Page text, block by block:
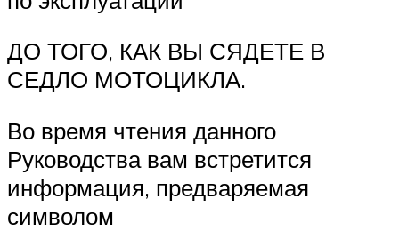
ДО ТОГО, КАК ВЫ СЯДЕТЕ В
СЕДЛО МОТОЦИКЛА.
Во время чтения данного
Руководства вам встретится
информация, предваряемая
символом